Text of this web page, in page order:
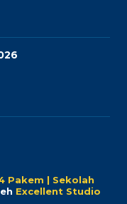
Pakem | Sekolah
Excellent Studio